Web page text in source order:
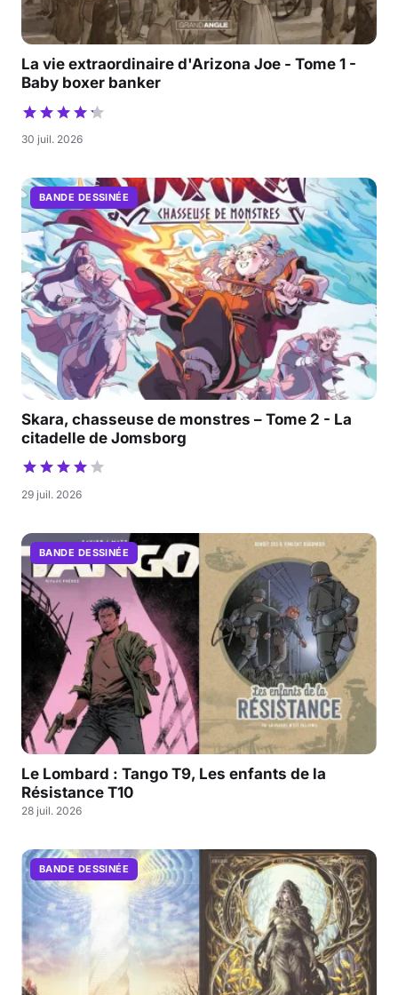
La vie extraordinaire d'Arizona Joe - Tome 1 -
Baby boxer banker
30 juil. 2026
BANDE DESSINÉE
Skara, chasseuse de monstres – Tome 2 - La
citadelle de Jomsborg
29 juil. 2026
BANDE DESSINÉE
Le Lombard : Tango T9, Les enfants de la
Résistance T10
28 juil. 2026
BANDE DESSINÉE